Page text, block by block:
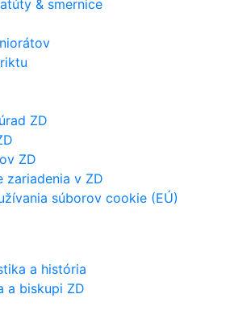
& smernice
ZD
ZD
zariadenia v ZD
súborov cookie (EÚ)
a história
a biskupi ZD